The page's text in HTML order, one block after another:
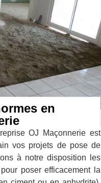
en
OJ Maçonnerie est
vos projets de pose de
à notre disposition les
poser efficacement la